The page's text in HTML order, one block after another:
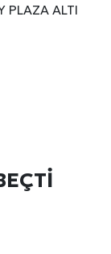
PLAZA ALTI